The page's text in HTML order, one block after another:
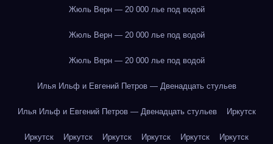
Жюль Верн — 20 000 лье под водой
Жюль Верн — 20 000 лье под водой
Жюль Верн — 20 000 лье под водой
Илья Ильф и Евгений Петров — Двенадцать стульев
Илья Ильф и Евгений Петров — Двенадцать стульев Иркутск
Иркутск Иркутск Иркутск Иркутск Иркутск Иркутск